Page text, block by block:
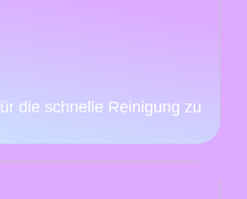
die schnelle Reinigung zu